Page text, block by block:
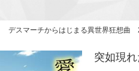
デスマーチからはじまる異世界狂想曲
突如現